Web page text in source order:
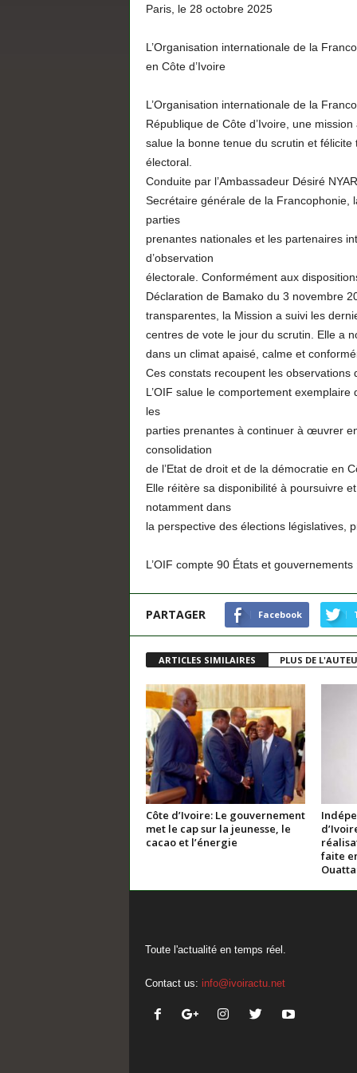
Paris, le 28 octobre 2025
L’Organisation internationale de la
en Côte d’Ivoire
L’Organisation internationale de la
République de Côte d’Ivoire, une
salue la bonne tenue du scrutin et
électoral.
Conduite par l’Ambassadeur Désiré
Secrétaire générale de la Francophonie,
parties
prenantes nationales et les partenaires
d’observation
électorale. Conformément aux
Déclaration de Bamako du 3 novembre
transparentes, la Mission a suivi les
centres de vote le jour du scrutin. Elle a
dans un climat apaisé, calme et
Ces constats recoupent les observations
L’OIF salue le comportement
les
parties prenantes à continuer à œuvrer
consolidation
de l’Etat de droit et de la démocratie en
Elle réitère sa disponibilité à poursuivre
notamment dans
la perspective des élections législatives,
L’OIF compte 90 États et
PARTAGER Facebook
ARTICLES SIMILAIRES PLUS DE
Côte d’Ivoire: Le gouvernement
met le cap sur la jeunesse, le
cacao et l’énergie
faite
Toute l'actualité en temps réel.
Contact us: info@ivoiractu.net